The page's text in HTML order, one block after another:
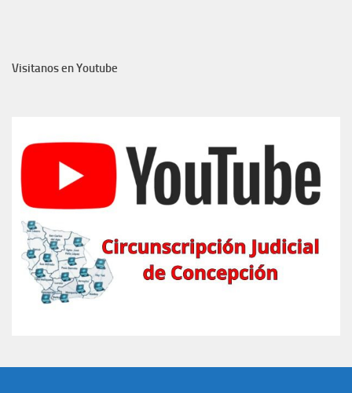
Visitanos en Youtube